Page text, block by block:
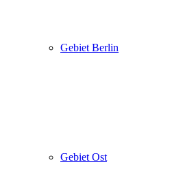
Gebiet Berlin
Gebiet Ost